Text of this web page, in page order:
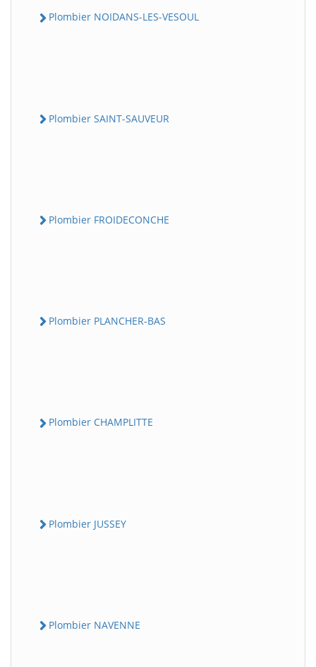
Plombier NOIDANS-LES-VESOUL
Plombier SAINT-SAUVEUR
Plombier FROIDECONCHE
Plombier PLANCHER-BAS
Plombier CHAMPLITTE
Plombier JUSSEY
Plombier NAVENNE